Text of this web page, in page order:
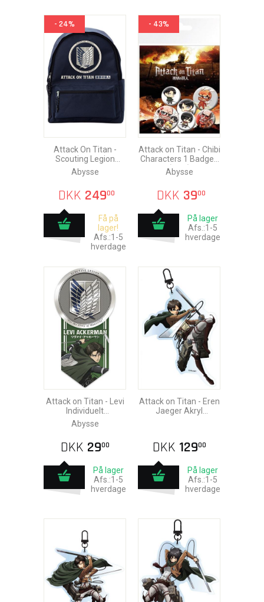
- 24%
Attack On Titan -
Scouting Legion
Rygsæk
Abysse
DKK 24900
Få på
lager!
Afs.:1-5
hverdage
- 43%
Attack on Titan - Chibi
Characters 1 Badges
(6stk)
Abysse
DKK 3900
På lager
Afs.:1-5
hverdage
Attack on Titan - Levi
Individuelt
Klistermærke
Abysse
DKK 2900
På lager
Afs.:1-5
hverdage
Attack on Titan - Eren
Jaeger Akryl
DKK 12900
På lager
Afs.:1-5
hverdage